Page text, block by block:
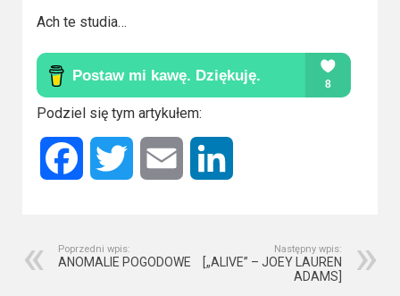
2018
2016
2017
2015
2014
Ach te studia…
Podziel się tym artykułem:
Facebook Twitter Email
Poprzedni wpis:
ANOMALIE POGODOWE
Następny wpis:
[„ALIVE” – JOEY LAUREN
ADAMS]